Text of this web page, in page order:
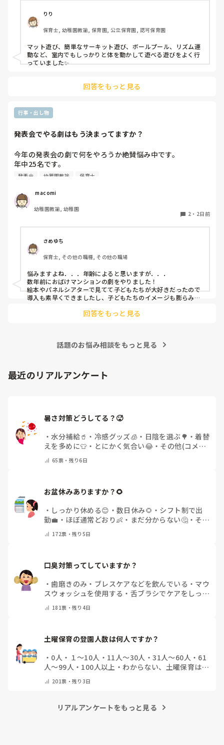
りり
保育士, 幼稚園教諭, 保育園, 公立保育園, 認可保育園
マット遊び、簡単なサーキット遊び、ボールプール、リズム運
動など、室内でもしっかりと体を動かして遊べる遊びをよく行
っていました✨
回答をもっと見る
行事・出し物
発表会でやる劇はもう決まってますか？
今年の発表会の劇で何をやろうか絶賛悩み中です。
年中25名です。
過去に「これは子どもたちも楽しんで大成功だった！」「観
ひ教えてほしいです！
発表会 幼稚園教諭 保育士
macomi
幼稚園教諭, 幼稚園
2 ・ 2日前
さめゆち
保育士, その他の職種, その他の職場
悩みますよね．．．年齢によると思いますが．．．
数年前におばけマンションの劇をやりました！
絵本やパネルシアターで見てて子どもたちが大好きだったので
導入も素早くできましたし、子どもたちのイメージも膨らみや
回答をもっと見る
話題のお悩み相談をもっと見る
最近のリアルアンケート
暑さ対策どうしてる？🥵
・水分補給🥤 ・ 冷感グッズ🧊 ・ 日陰を選ぶ🌳 ・着替
えを多めに👕 ・ とにかく気合い😂・ その他(コメン
65票・ 残り6日
お盆休みありますか？🌻
・ しっかり休める😊 ・ 数日休み🌻 ・ シフト制で出
勤💼 ・ ほぼ通常どおり👶 ・ まだ分からない🤔・ その
172票・残り5日
口臭対策ってしていますか？
・歯磨きのみ ・ ブレスケアなどを飲んでいる ・ マウ
スウォッシュを使用する ・ 舌ブラシでケアをしっか
の他(コメントで教えて下さい)
181票・残り4日
土曜保育の登園人数は何人ですか？
・ 0人 ・ １～10人 ・ 11人～30人 ・31人～60人 ・ 61
人～99人 ・ 100人以上 ・ わからない、土曜保育はな
201票・残り3日
リアルアンケートをもっと見る